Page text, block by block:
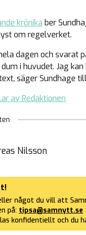
krönika ber
om regelverket.
dagen och svarat
i huvudet. Jag
säger Sundhage
Nilsson
något du vill att
på: tipsa@samnytt.se
konfidentiellt och du